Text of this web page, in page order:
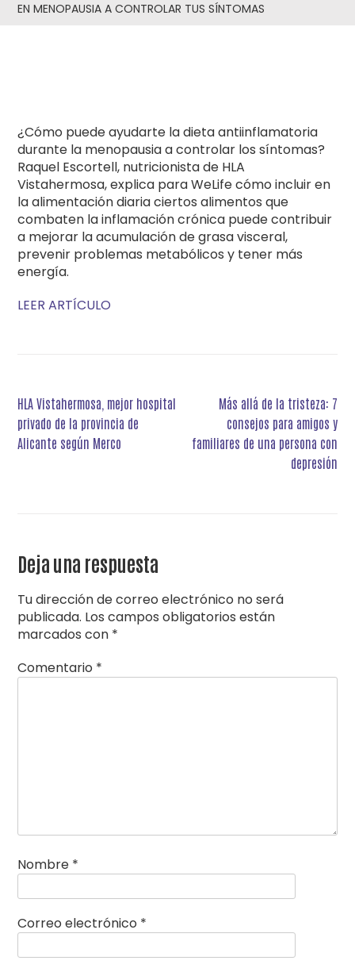
EN MENOPAUSIA A CONTROLAR TUS SÍNTOMAS
¿Cómo puede ayudarte la dieta antiinflamatoria
durante la menopausia a controlar los síntomas?
Raquel Escortell, nutricionista de HLA
Vistahermosa, explica para WeLife cómo incluir en
la alimentación diaria ciertos alimentos que
combaten la inflamación crónica puede contribuir
a mejorar la acumulación de grasa visceral,
prevenir problemas metabólicos y tener más
energía.
LEER ARTÍCULO
Navegación
de
entradas
HLA Vistahermosa, mejor hospital
privado de la provincia de
Alicante según Merco
Más allá de la tristeza: 7
consejos para amigos y
familiares de una persona con
depresión
Deja una respuesta
Tu dirección de correo electrónico no será
publicada. Los campos obligatorios están
marcados con *
Comentario *
Nombre *
Correo electrónico *